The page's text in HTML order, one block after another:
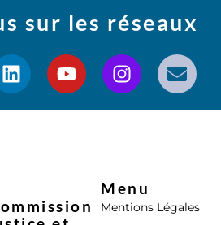
sur les réseaux
Menu
Mentions Légales